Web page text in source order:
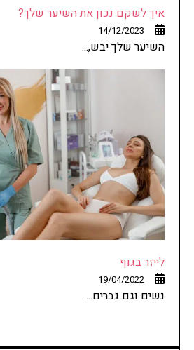
איך לשקם נכון את השיער שלך?
14/12/2023
השיער שלך יבש,...
לייזר בגוף
19/04/2022
נשים וגם גברים...